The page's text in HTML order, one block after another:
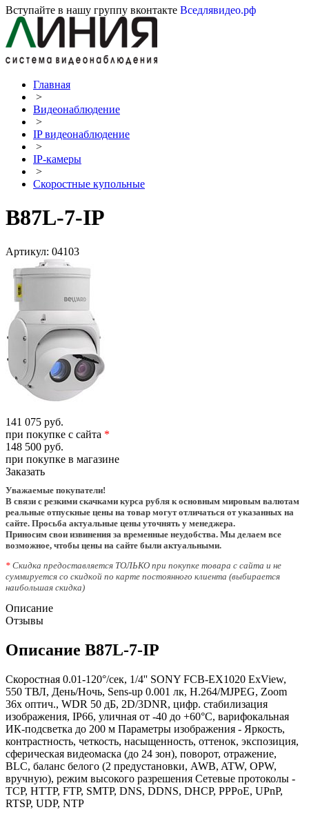
Вступайте в нашу группу вконтакте Вседлявидео.рф
Главная
>
Видеонаблюдение
>
IP видеонаблюдение
>
IP-камеры
>
Скоростные купольные
B87L-7-IP
Артикул: 04103
141 075 руб.
при покупке с сайта *
148 500 руб.
при покупке в магазине
Заказать
Уважаемые покупатели!
В связи с резкими скачками курса рубля к основным мировым валютам
реальные отпускные цены на товар могут отличаться от указанных на
сайте. Просьба актуальные цены уточнять у менеджера.
Приносим свои извинения за временные неудобства. Мы делаем все
возможное, чтобы цены на сайте были актуальными.
* Скидка предоставляется ТОЛЬКО при покупке товара с сайта и не
суммируется со скидкой по карте постоянного клиента (выбирается
наибольшая скидка)
Описание
Отзывы
Описание B87L-7-IP
Скоростная 0.01-120°/сек, 1/4'' SONY FCB-EX1020 ExView,
550 ТВЛ, День/Ночь, Sens-up 0.001 лк, H.264/MJPEG, Zoom
36х оптич., WDR 50 дБ, 2D/3DNR, цифр. стабилизация
изображения, IP66, уличная от -40 до +60°C, варифокальная
ИК-подсветка до 200 м Параметры изображения - Яркость,
контрастность, четкость, насыщенность, оттенок, экспозиция,
сферическая видеомаска (до 24 зон), поворот, отражение,
BLC, баланс белого (2 предустановки, AWB, ATW, OPW,
вручную), режим высокого разрешения Сетевые протоколы -
TCP, HTTP, FTP, SMTP, DNS, DDNS, DHCP, PPPoE, UPnP,
RTSP, UDP, NTP